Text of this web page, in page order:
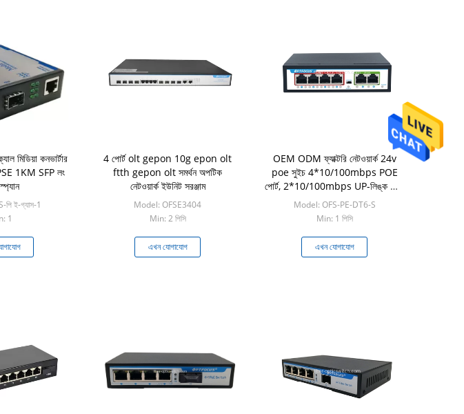
মিডিয়া কনভার্টার
1KM SFP লং
ই-গ্যাস-1
1
4 পোর্ট olt gepon 10g epon olt
ftth gepon olt সমর্থন অপটিক
নেটওয়ার্ক ইউনিট সরঞ্জাম
Model: OFSE3404
Min: 2 পিসি
এখন যোগাযোগ
OEM ODM ফ্যাক্টরি নেটওয়ার্ক 24v
poe সুইচ 4*10/100mbps POE
পোর্ট, 2*10/100mbps UP-লিঙ্ক পোর্ট
NVR ISP FTTH CCTV-এর জন্য
Model: OFS-PE-DT6-S
Min: 1 পিসি
এখন যোগাযোগ